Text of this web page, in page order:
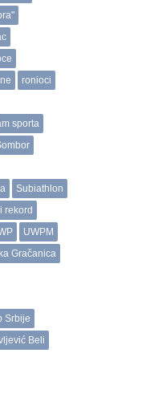
ronioci
sporta
Subiathlon
rekord
UWPM
Gračanica
Srbije
Beli